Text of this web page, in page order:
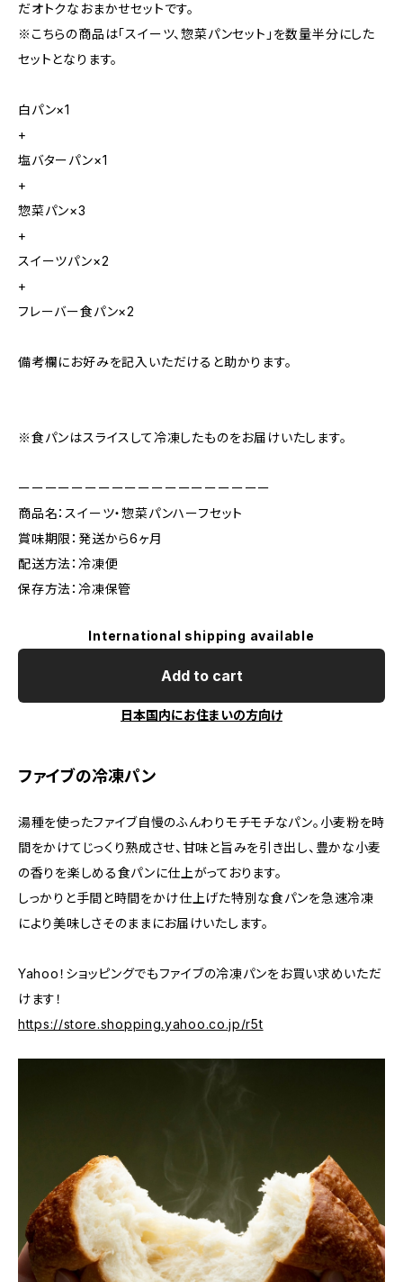
だオトクなおまかせセットです。
※こちらの商品は「スイーツ、惣菜パンセット」を数量半分にした
セットとなります。
白パン×1
+
塩バターパン×1
+
惣菜パン×3
+
スイーツパン×2
+
フレーバー食パン×2
備考欄にお好みを記入いただけると助かります。
※食パンはスライスして冷凍したものをお届けいたします。
ーーーーーーーーーーーーーーーーーーー
商品名：スイーツ・惣菜パンハーフセット
賞味期限：発送から6ヶ月
配送方法：冷凍便
保存方法：冷凍保管
International shipping available
Add to cart
日本国内にお住まいの方向け
ファイブの冷凍パン
湯種を使ったファイブ自慢のふんわりモチモチなパン。小麦粉を時
間をかけてじっくり熟成させ、甘味と旨みを引き出し、豊かな小麦
の香りを楽しめる食パンに仕上がっております。
しっかりと手間と時間をかけ仕上げた特別な食パンを急速冷凍
により美味しさそのままにお届けいたします。
Yahoo！ショッピングでもファイブの冷凍パンをお買い求めいただ
けます！
https://store.shopping.yahoo.co.jp/r5t